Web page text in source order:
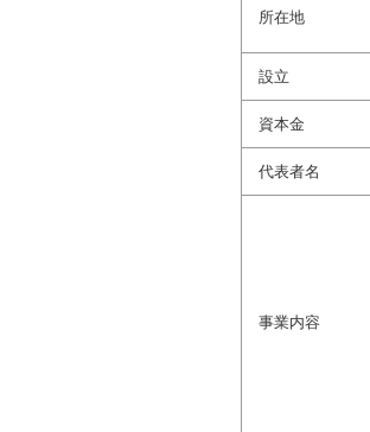
所在地
設立
資本金
代表者名
事業内容